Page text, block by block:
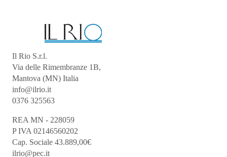
Il Rio S.r.l.
Via delle Rimembranze 1B,
Mantova (MN) Italia
info@ilrio.it
0376 325563
REA MN - 228059
P IVA 02146560202
Cap. Sociale 43.889,00€
ilrio@pec.it